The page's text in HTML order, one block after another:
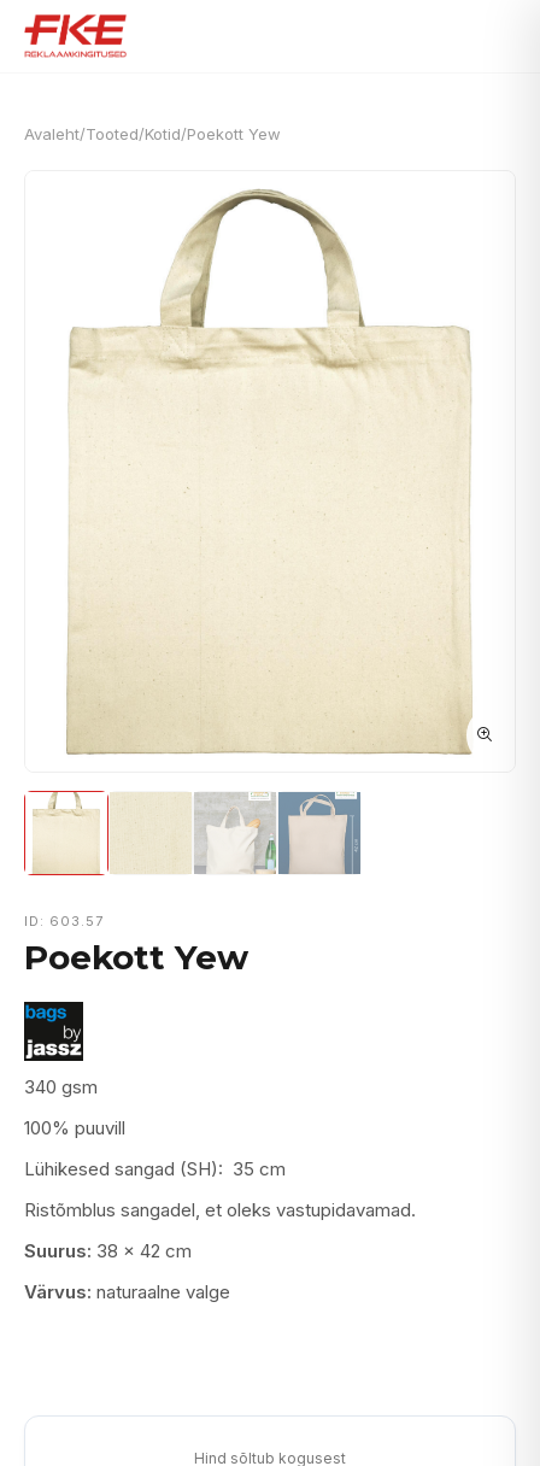
Avaleht/Tooted/Kotid/Poekott Yew
ID: 603.57
Poekott Yew
340 gsm
100% puuvill
Lühikesed sangad (SH): 35 cm
Ristõmblus sangadel, et oleks vastupidavamad.
Suurus: 38 x 42 cm
Värvus: naturaalne valge
Hind sõltub kogusest